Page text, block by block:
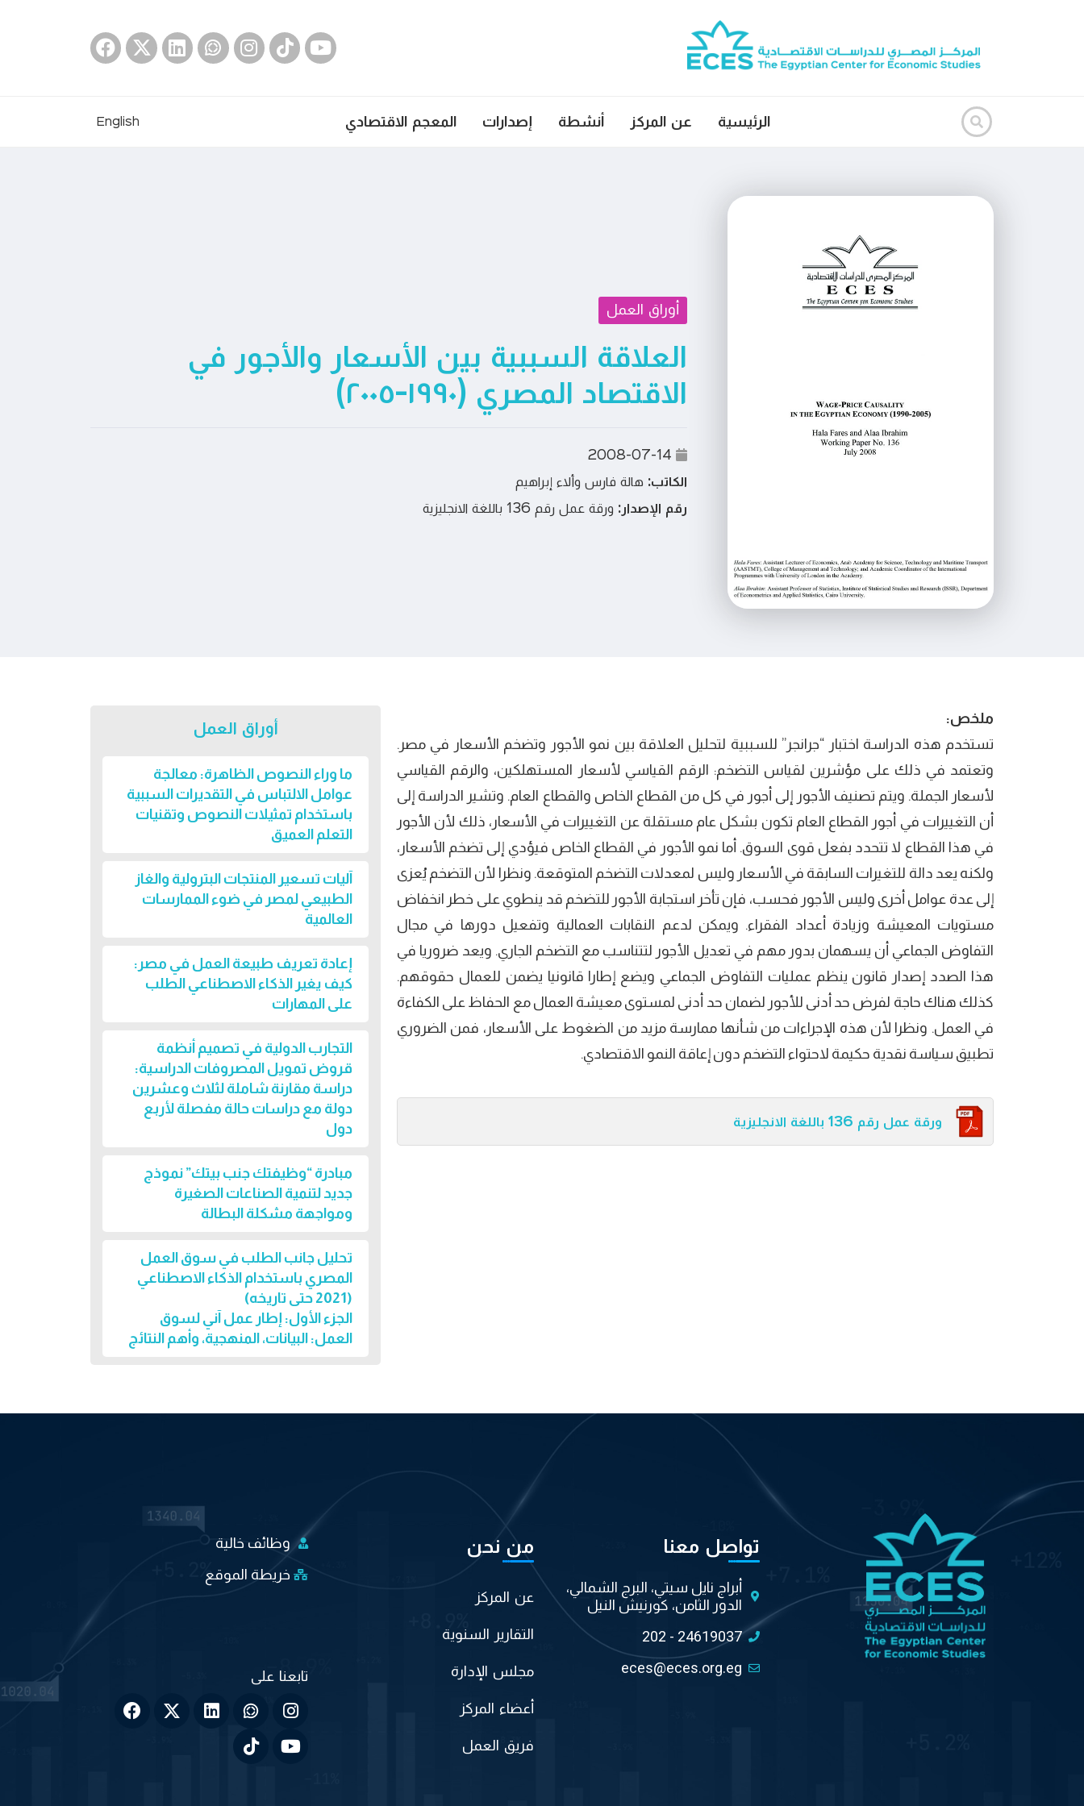
الرئيسية عن المركز أنشطة إصدارات المعجم الاقتصادي English
أوراق العمل
العلاقة السببية بين الأسعار والأجور في
الاقتصاد المصري (١٩٩٠-٢٠٠٥)
2008-07-14
الكاتب: هالة فارس وألاء إبراهيم
رقم الإصدار: ورقة عمل رقم 136 باللغة الانجليزية
ملخص:
تستخدم هذه الدراسة اختبار “جرانجر” للسببية لتحليل العلاقة بين نمو الأجور وتضخم الأسعار في مصر.
وتعتمد في ذلك على مؤشرين لقياس التضخم: الرقم القياسي لأسعار المستهلكين، والرقم القياسي
لأسعار الجملة. ويتم تصنيف الأجور إلى أجور في كل من القطاع الخاص والقطاع العام. وتشير الدراسة إلى
أن التغييرات في أجور القطاع العام تكون بشكل عام مستقلة عن التغييرات في الأسعار، ذلك لأن الأجور
في هذا القطاع لا تتحدد بفعل قوى السوق. أما نمو الأجور في القطاع الخاص فيؤدي إلى تضخم الأسعار،
ولكنه يعد دالة للتغيرات السابقة في الأسعار وليس لمعدلات التضخم المتوقعة. ونظرا لأن التضخم يُعزى
إلى عدة عوامل أخرى وليس الأجور فحسب، فإن تأخر استجابة الأجور للتضخم قد ينطوي على خطر انخفاض
مستويات المعيشة وزيادة أعداد الفقراء. ويمكن لدعم النقابات العمالية وتفعيل دورها في مجال
التفاوض الجماعي أن يسهمان بدور مهم في تعديل الأجور لتتناسب مع التضخم الجاري. ويعد ضروريا في
هذا الصدد إصدار قانون ينظم عمليات التفاوض الجماعي ويضع إطارا قانونيا يضمن للعمال حقوقهم.
كذلك هناك حاجة لفرض حد أدنى للأجور لضمان حد أدنى لمستوى معيشة العمال مع الحفاظ على الكفاءة
في العمل. ونظرا لأن هذه الإجراءات من شأنها ممارسة مزيد من الضغوط على الأسعار، فمن الضروري
تطبيق سياسة نقدية حكيمة لاحتواء التضخم دون إعاقة النمو الاقتصادي.
ورقة عمل رقم 136 باللغة الانجليزية
أوراق العمل
ما وراء النصوص الظاهرة: معالجة
عوامل الالتباس في التقديرات السببية
باستخدام تمثيلات النصوص وتقنيات
التعلم العميق
آليات تسعير المنتجات البترولية والغاز
الطبيعي لمصر في ضوء الممارسات
العالمية
إعادة تعريف طبيعة العمل في مصر:
كيف يغير الذكاء الاصطناعي الطلب
على المهارات
التجارب الدولية في تصميم أنظمة
قروض تمويل المصروفات الدراسية:
دراسة مقارنة شاملة لثلاث وعشرين
دولة مع دراسات حالة مفصلة لأربع
دول
مبادرة “وظيفتك جنب بيتك” نموذج
جديد لتنمية الصناعات الصغيرة
ومواجهة مشكلة البطالة
تحليل جانب الطلب في سوق العمل
المصري باستخدام الذكاء الاصطناعي
(2021 حتى تاريخه)
الجزء الأول: إطار عمل آني لسوق
العمل: البيانات، المنهجية، وأهم النتائج
تواصل معنا
أبراج نايل سيتي، البرج الشمالي،
الدور الثامن، كورنيش النيل
202 - 24619037
eces@eces.org.eg
من نحن
عن المركز
التقارير السنوية
مجلس الإدارة
أعضاء المركز
فريق العمل
وظائف خالية
خريطة الموقع